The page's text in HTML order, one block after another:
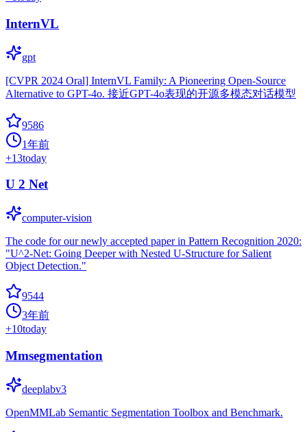
InternVL
gpt
[CVPR 2024 Oral] InternVL Family: A Pioneering Open-Source
Alternative to GPT-4o. 接近GPT-4o表现的开源多模态对话模型
9586
1年前
+13today
U 2 Net
computer-vision
The code for our newly accepted paper in Pattern Recognition 2020:
"U^2-Net: Going Deeper with Nested U-Structure for Salient
Object Detection."
9544
3年前
+10today
Mmsegmentation
deeplabv3
OpenMMLab Semantic Segmentation Toolbox and Benchmark.